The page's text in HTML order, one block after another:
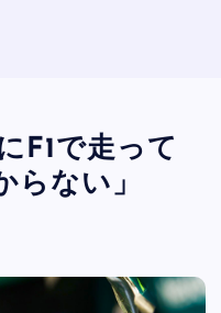
F1で走って
らない」